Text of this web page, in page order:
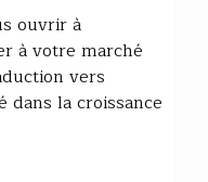
ouvrir à
à votre marché
vers
dans la croissance